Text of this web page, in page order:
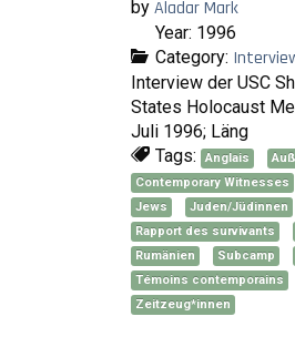
by Aladar Mark
Year: 1996
Category:
Interview der USC
States Holocaust
Juli 1996; Läng
Tags:
Anglais
Contemporary Witnesses
Jews
Juden/Jüdinnen
Rapport des survivants
Rumänien
Subcamp
Témoins contemporains
Zeitzeug*innen